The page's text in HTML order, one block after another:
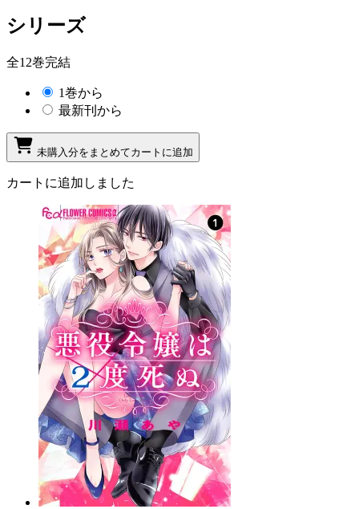
シリーズ
全12巻完結
1巻から
最新刊から
未購入分をまとめてカートに追加
カートに追加しました